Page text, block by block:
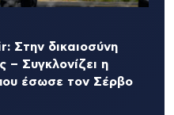
Στην δικαιοσύνη
– Συγκλονίζει η
έσωσε τον Σέρβο